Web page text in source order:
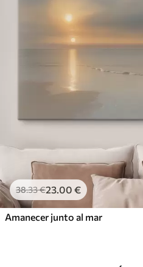
38.33€23.00 €
Amanecer junto al mar